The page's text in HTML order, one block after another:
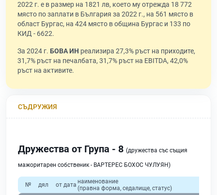
2022 г. е в размер на 1821 лв, което му отрежда 18 772
място по заплати в България за 2022 г., на 561 място в
област Бургас, на 424 място в община Бургас и 133 по
КИД - 6622.
За 2024 г. БОВА ИН реализира 27,3% ръст на приходите,
31,7% ръст на печалбата, 31,7% ръст на EBITDA, 42,0%
ръст на активите.
СЪДРУЖИЯ
Дружества от Група - 8 (дружества със същия
мажоритарен собственик - ВАРТЕРЕС БОХОС ЧУЛУЯН)
№ дял от дата наименование
(правна форма, седалище, статус)